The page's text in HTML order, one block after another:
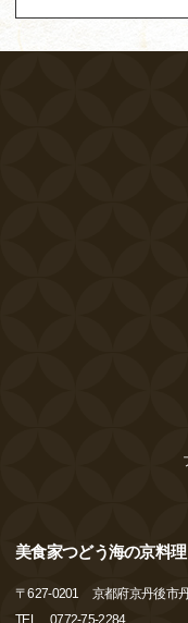
美食家つどう海の京料
〒627-0201
京都府京丹後市
TEL
0772-75-2284